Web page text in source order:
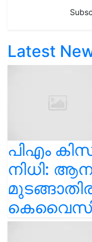
Latest
പിഎം
നിധി:
കെവൈസി